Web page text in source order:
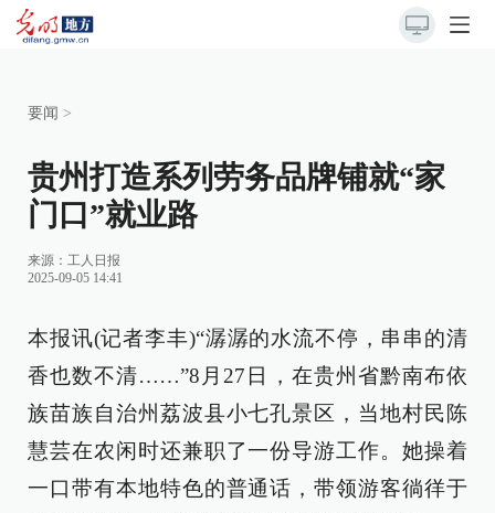
要闻 >
贵州打造系列劳务品牌铺就“家
门口”就业路
来源： 工人日报
2025-09-05 14:41
本报讯(记者李丰)“潺潺的水流不停，串串的清
香也数不清……”8月27日，在贵州省黔南布依
族苗族自治州荔波县小七孔景区，当地村民陈
慧芸在农闲时还兼职了一份导游工作。她操着
一口带有本地特色的普通话，带领游客徜徉于